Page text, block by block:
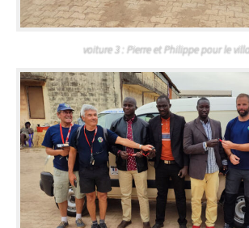
voiture 3 : Pierre et Philippe pour le